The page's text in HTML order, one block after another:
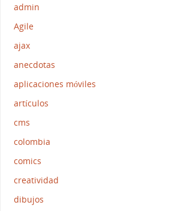
admin
Agile
ajax
anecdotas
aplicaciones móviles
artículos
cms
colombia
comics
creatividad
dibujos